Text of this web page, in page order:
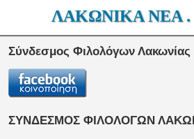
ΛΑΚΩΝΙΚΑ ΝΕΑ .
Σύνδεσμος Φιλολόγων Λακωνίας
ΣΥΝΔΕΣΜΟΣ ΦΙΛΟΛΟΓΩΝ